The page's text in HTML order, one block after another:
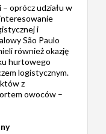
– oprócz udziału w
i
São Paulo
również okazję
hurtowego
logistycznym.
z
owoców –